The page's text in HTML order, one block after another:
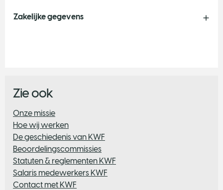
Zakelijke gegevens
Zie ook
​Onze missie
Hoe wij werken
De geschiedenis van KWF
Beoordelingscommissies
Statuten & reglementen KWF
Salaris medewerkers KWF
Contact met KWF